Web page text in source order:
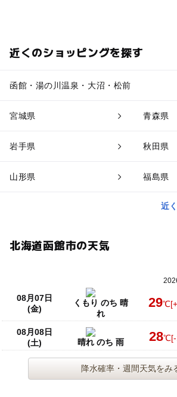
近くのショッピングを探す
函館・湯の川温泉・大沼・松前
宮城県 青森県
岩手県 秋田県
山形県 福島県
近
北海道函館市の天気
08月07日
(金)
くもり のち 晴
れ
29℃
08月08日
(土)
晴れ のち 雨 28℃
降水確率・週間天気をみ